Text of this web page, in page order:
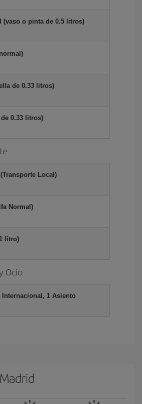
(vaso o pinta de 0.5 litros)
de 0.33 litros)
0.33 litros)
Local)
Normal)
litro)
Ocio
Internacional, 1 Asiento